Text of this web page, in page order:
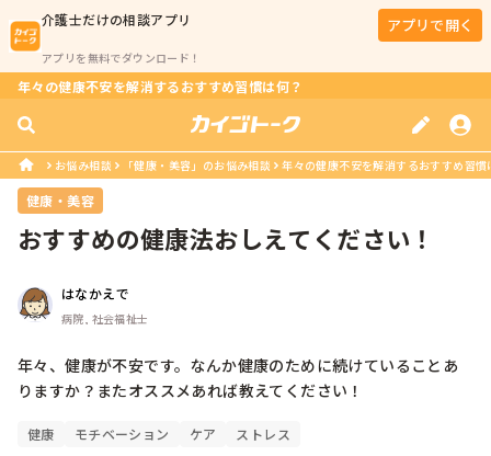
介護士だけの相談アプリ
アプリを無料でダウンロード！
アプリで開く
年々の健康不安を解消するおすすめ習慣は何？
お悩み相談 「健康・美容」のお悩み相談 年々の健康不安を解消するおすすめ習慣
健康・美容
おすすめの健康法おしえてください！
はなかえで
病院, 社会福祉士
年々、健康が不安です。なんか健康のために続けていることあ
りますか？またオススメあれば教えてください！
健康 モチベーション ケア ストレス